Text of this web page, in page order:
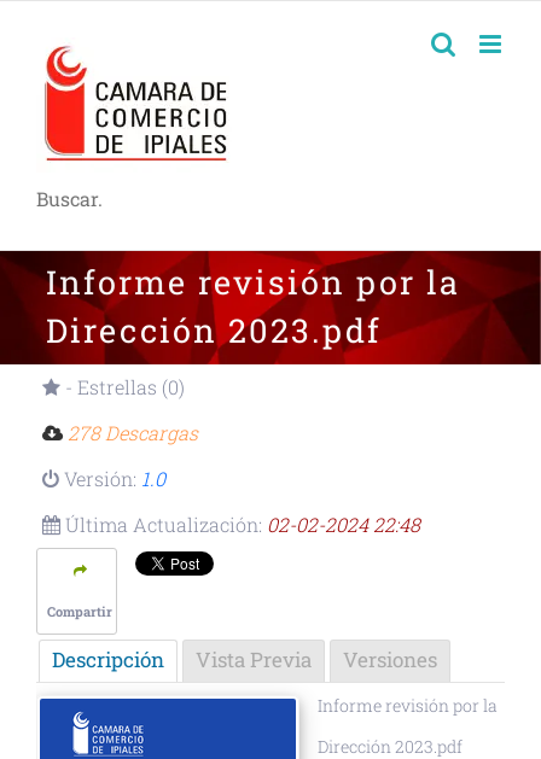
Buscar.
Informe revisión por la
Dirección 2023.pdf
- Estrellas (0)
278 Descargas
Versión: 1.0
Última Actualización: 02-02-2024 22:48
Compartir
Descripción Vista Previa Versiones
Informe revisión por la
Dirección 2023.pdf